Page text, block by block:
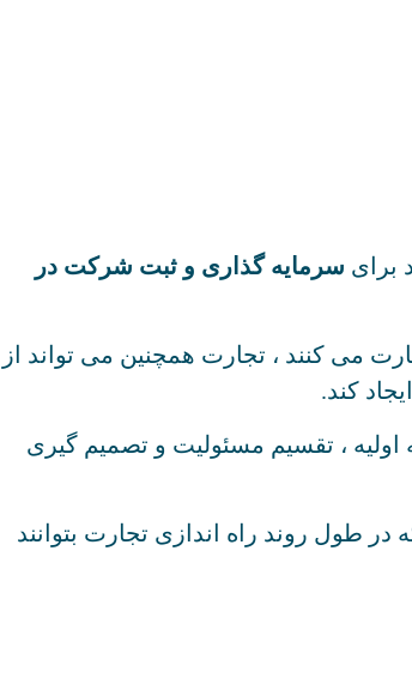
برای سرمایه گذاری و ثبت شرکت در
می کنند ، تجارت همچنین می تواند از
کند.
اولیه ، تقسیم مسئولیت و تصمیم گیری
طول روند راه اندازی تجارت بتوانند